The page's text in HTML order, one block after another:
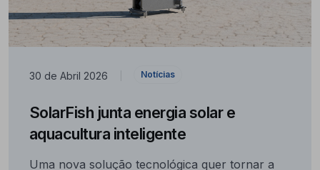
30 de Abril 2026 Notícias
SolarFish junta energia solar e
aquacultura inteligente
Uma nova solução tecnológica quer tornar a